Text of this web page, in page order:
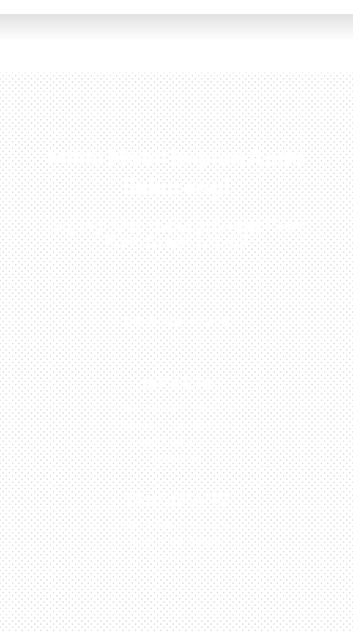
Miliki Mobil Impian Anda
Sekarang!
Kunjungi Atau Hubungi Dealer Resmi
Kami Di Kota Anda!
0813-1054-7548
JAKARTA
Perumahan Boulevard
Taman Surya 3 Blok h2,
No.27, Jakarta –
Indonesia
TANGERANG
Husein Sastra Negara,
No.8 Jurumudi Tangerang
– Indonesia